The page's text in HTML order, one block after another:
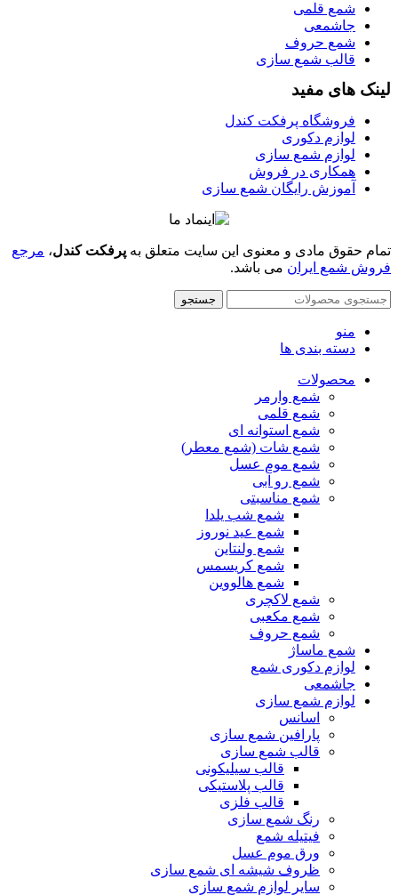
شمع قلمی
جاشمعی
شمع حروف
قالب شمع سازی
لینک های مفید
فروشگاه پرفکت کندل
لوازم دکوری
لوازم شمع سازی
همکاری در فروش
آموزش رایگان شمع سازی
تمام حقوق مادی و معنوی این سایت متعلق به پرفکت کندل، مرجع
فروش شمع ایران می باشد.
جستجو
منو
دسته بندی ها
محصولات
شمع وارمر
شمع قلمی
شمع استوانه ای
شمع شات (شمع معطر)
شمع موم عسل
شمع رو آبی
شمع مناسبتی
شمع شب یلدا
شمع عید نوروز
شمع ولنتاین
شمع کریسمس
شمع هالووین
شمع لاکچری
شمع مکعبی
شمع حروف
شمع ماساژ
لوازم دکوری شمع
جاشمعی
لوازم شمع سازی
اسانس
پارافین شمع سازی
قالب شمع سازی
قالب سیلیکونی
قالب پلاستیکی
قالب فلزی
رنگ شمع سازی
فیتیله شمع
ورق موم عسل
ظروف شیشه ای شمع سازی
سایر لوازم شمع سازی